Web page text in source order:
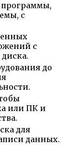
с
с
до
или ПК и
для
данных.